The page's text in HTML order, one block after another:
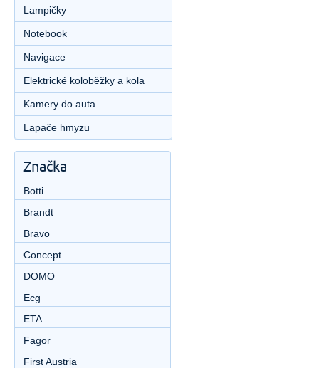
Lampičky
Notebook
Navigace
Elektrické koloběžky a kola
Kamery do auta
Lapače hmyzu
Značka
Botti
Brandt
Bravo
Concept
DOMO
Ecg
ETA
Fagor
First Austria